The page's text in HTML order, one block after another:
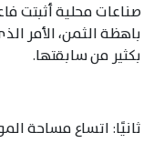
صناعات محلية أثبتت
باهظة الثمن، الأمر
بكثير من سابقتها.
ثانيًا: اتساع مساحة